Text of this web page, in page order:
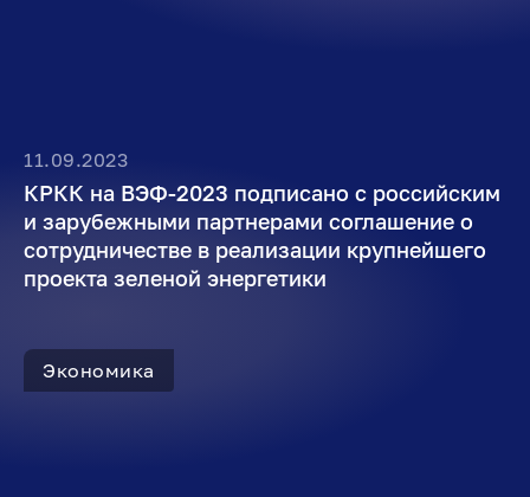
11.09.2023
КРКК на ВЭФ-2023 подписано с российским
и зарубежными партнерами соглашение о
сотрудничестве в реализации крупнейшего
проекта зеленой энергетики
Экономика